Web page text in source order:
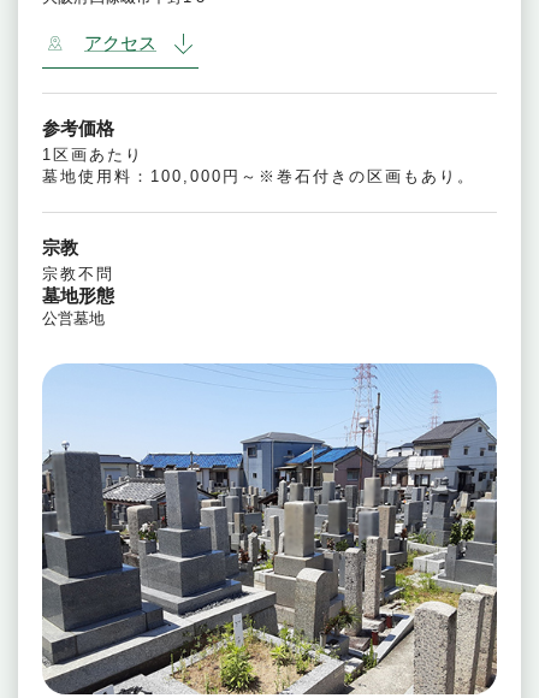
アクセス
参考価格
1区画あたり
墓地使用料：100,000円～※巻石付きの区画もあり。
宗教
宗教不問
墓地形態
公営墓地